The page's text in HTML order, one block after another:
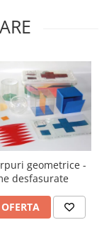
geometrice -
desfasurate